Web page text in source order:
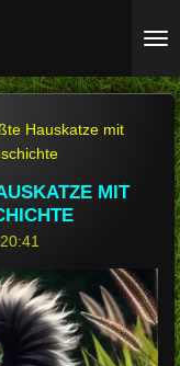
Hauskatze mit
MIT E